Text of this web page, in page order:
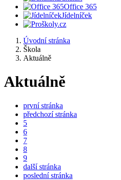
Office 365
Jídelníček
Úvodní stránka
Škola
Aktuálně
Aktuálně
první stránka
předchozí stránka
5
6
7
8
9
další stránka
poslední stránka